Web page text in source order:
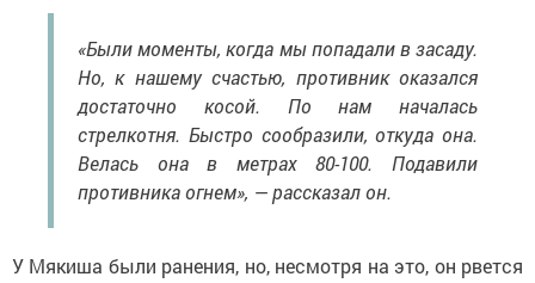
«Были моменты, когда мы попадали в засаду.
Но, к нашему счастью, противник оказался
достаточно косой. По нам началась
стрелкотня. Быстро сообразили, откуда она.
Велась она в метрах 80-100. Подавили
противника огнем», — рассказал он.
У Мякиша были ранения, но, несмотря на это, он рвется